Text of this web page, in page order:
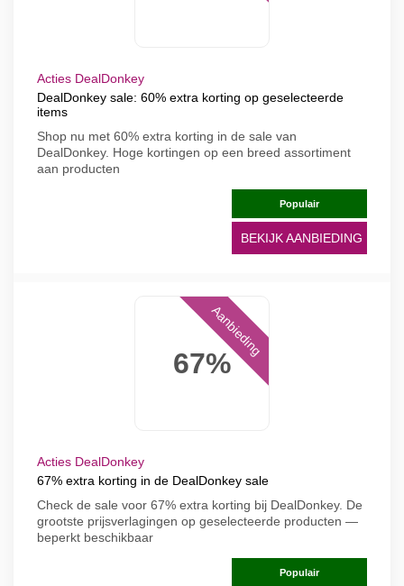
Acties DealDonkey
DealDonkey sale: 60% extra korting op geselecteerde
items
Shop nu met 60% extra korting in de sale van
DealDonkey. Hoge kortingen op een breed assortiment
aan producten
Populair
BEKIJK AANBIEDING
67%
Aanbieding
Acties DealDonkey
67% extra korting in de DealDonkey sale
Check de sale voor 67% extra korting bij DealDonkey. De
grootste prijsverlagingen op geselecteerde producten —
beperkt beschikbaar
Populair